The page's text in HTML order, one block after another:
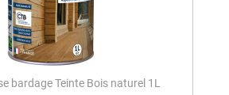
bardage Teinte Bois naturel 1L